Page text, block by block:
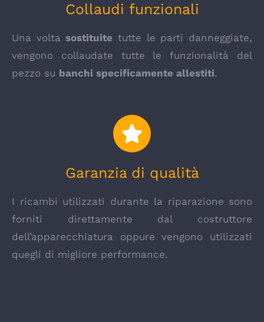
Collaudi funzionali
Una voltasostituite tutte le parti danneggiate,
vengono collaudate tutte le funzionalità del
pezzo su banchi specificamente allestiti.
Garanzia di qualità
I ricambi utilizzati durante la riparazione sono
forniti direttamente dal costruttore
dell’apparecchiatura oppure vengono utilizzati
quegli di migliore performance.